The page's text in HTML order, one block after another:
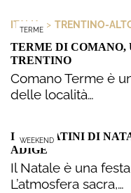
TERME
ITALIA > TRENTINO-
TERME DI COMANO,
TRENTINO
Comano Terme è
delle località…
WEEKEND
I MERCATINI DI
ADIGE
Il Natale è una
L’atmosfera sacra,…